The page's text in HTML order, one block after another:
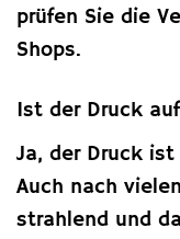
prüfen Sie die
Shops.
Ist der Druck
Ja, der Druck
Auch nach
strahlend und